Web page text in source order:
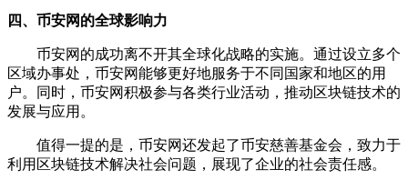
四、币安网的全球影响力
币安网的成功离不开其全球化战略的实施。通过设立多个
区域办事处，币安网能够更好地服务于不同国家和地区的用
户。同时，币安网积极参与各类行业活动，推动区块链技术的
发展与应用。
值得一提的是，币安网还发起了币安慈善基金会，致力于
利用区块链技术解决社会问题，展现了企业的社会责任感。